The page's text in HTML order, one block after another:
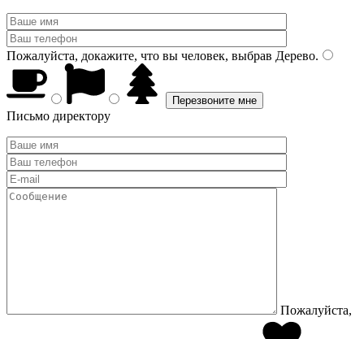
Пожалуйста, докажите, что вы человек, выбрав Дерево.
Письмо директору
Пожалуйста,